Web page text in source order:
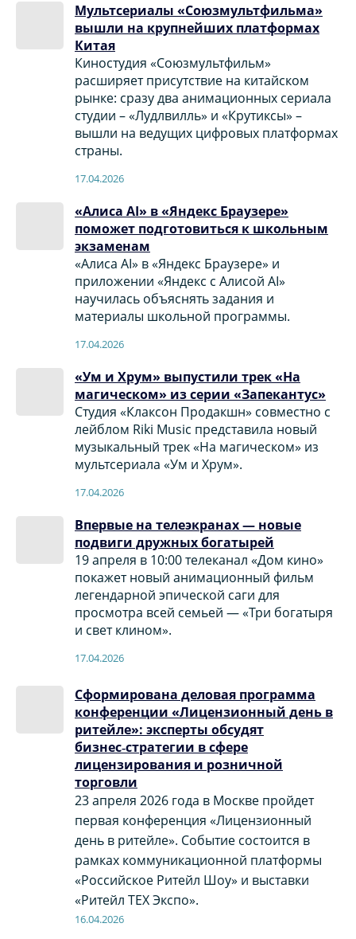
Мультсериалы «Союзмультфильма»
вышли на крупнейших платформах
Китая
Киностудия «Союзмультфильм»
расширяет присутствие на китайском
рынке: сразу два анимационных сериала
студии – «Лудлвилль» и «Крутиксы» –
вышли на ведущих цифровых платформах
страны.
17.04.2026
«Алиса AI» в «Яндекс Браузере»
поможет подготовиться к школьным
экзаменам
«Алиса AI» в «Яндекс Браузере» и
приложении «Яндекс с Алисой AI»
научилась объяснять задания и
материалы школьной программы.
17.04.2026
«Ум и Хрум» выпустили трек «На
магическом» из серии «Запекантус»
Студия «Клаксон Продакшн» совместно с
лейблом Riki Music представила новый
музыкальный трек «На магическом» из
мультсериала «Ум и Хрум».
17.04.2026
Впервые на телеэкранах — новые
подвиги дружных богатырей
19 апреля в 10:00 телеканал «Дом кино»
покажет новый анимационный фильм
легендарной эпической саги для
просмотра всей семьей — «Три богатыря
и свет клином».
17.04.2026
Сформирована деловая программа
конференции «Лицензионный день в
ритейле»: эксперты обсудят
бизнес‑стратегии в сфере
лицензирования и розничной
торговли
23 апреля 2026 года в Москве пройдет
первая конференция «Лицензионный
день в ритейле». Событие состоится в
рамках коммуникационной платформы
«Российское Ритейл Шоу» и выставки
«Ритейл ТЕХ Экспо».
16.04.2026